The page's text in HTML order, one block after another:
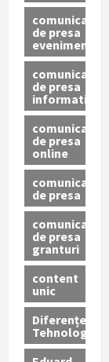
comunicat
de presa
eveniment
comunicat
de presa
informativ
comunicat
de presa
online
comunicate
de presa
comunicate
de presa
granturi
content
unic
Diferențe
Tehnologice